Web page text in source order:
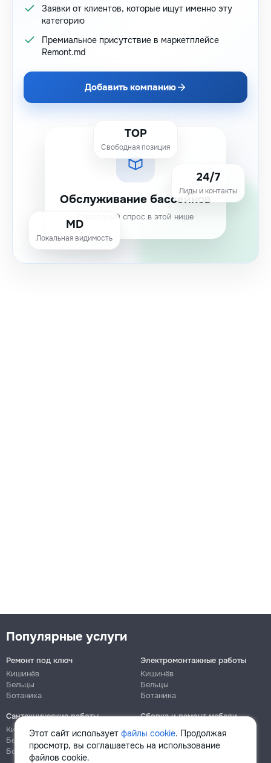
Заявки от клиентов, которые ищут именно эту
категорию
Премиальное присутствие в маркетплейсе
Remont.md
Добавить компанию
Обслуживание бассейнов
Свободный спрос в этой нише
TOP
Свободная позиция
24/7
Лиды и контакты
MD
Локальная видимость
Этот сайт использует файлы cookie. Продолжая
просмотр, вы соглашаетесь на использование
файлов cookie.
Популярные услуги
Ремонт под ключ
Кишинёв
Бельцы
Ботаника
Электромонтажные работы
Кишинёв
Бельцы
Ботаника
Сантехнические работы
Кишинёв
Бельцы
Ботаника
Сборка и ремонт мебели
Кишинёв
Ботаника